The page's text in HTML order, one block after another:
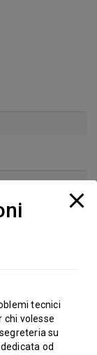
tecnici
chi volesse
su
od